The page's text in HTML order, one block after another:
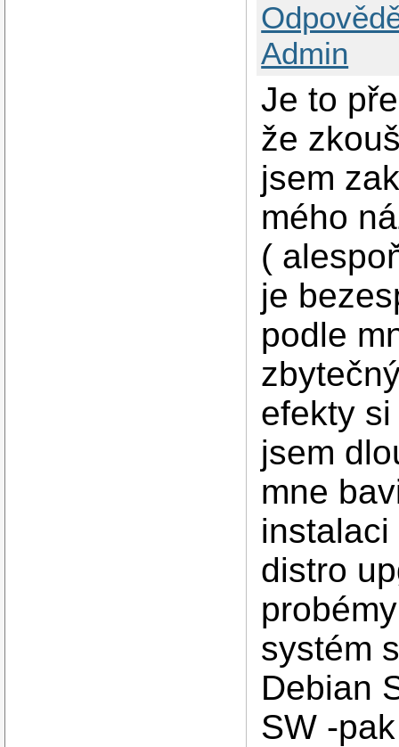
Admin
Je to
že
jsem
mého
(
je
podle
efekty
jsem
mne
distro
systém
Debian
SW -